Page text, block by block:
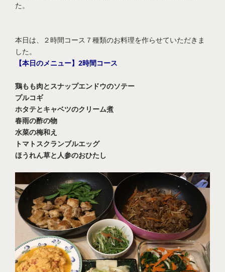
た。
本日は、２時間コース７種類のお料理を作らせていただきま
した。
【本日のメニュー】2時間コース
鶏もも肉とスナップエンドウのソテー
プルコギ
ホタテとキャベツのクリーム煮
春雨の酢の物
水菜の梅和え
トマトスクランブルエッグ
ほうれん草と人参のおひたし